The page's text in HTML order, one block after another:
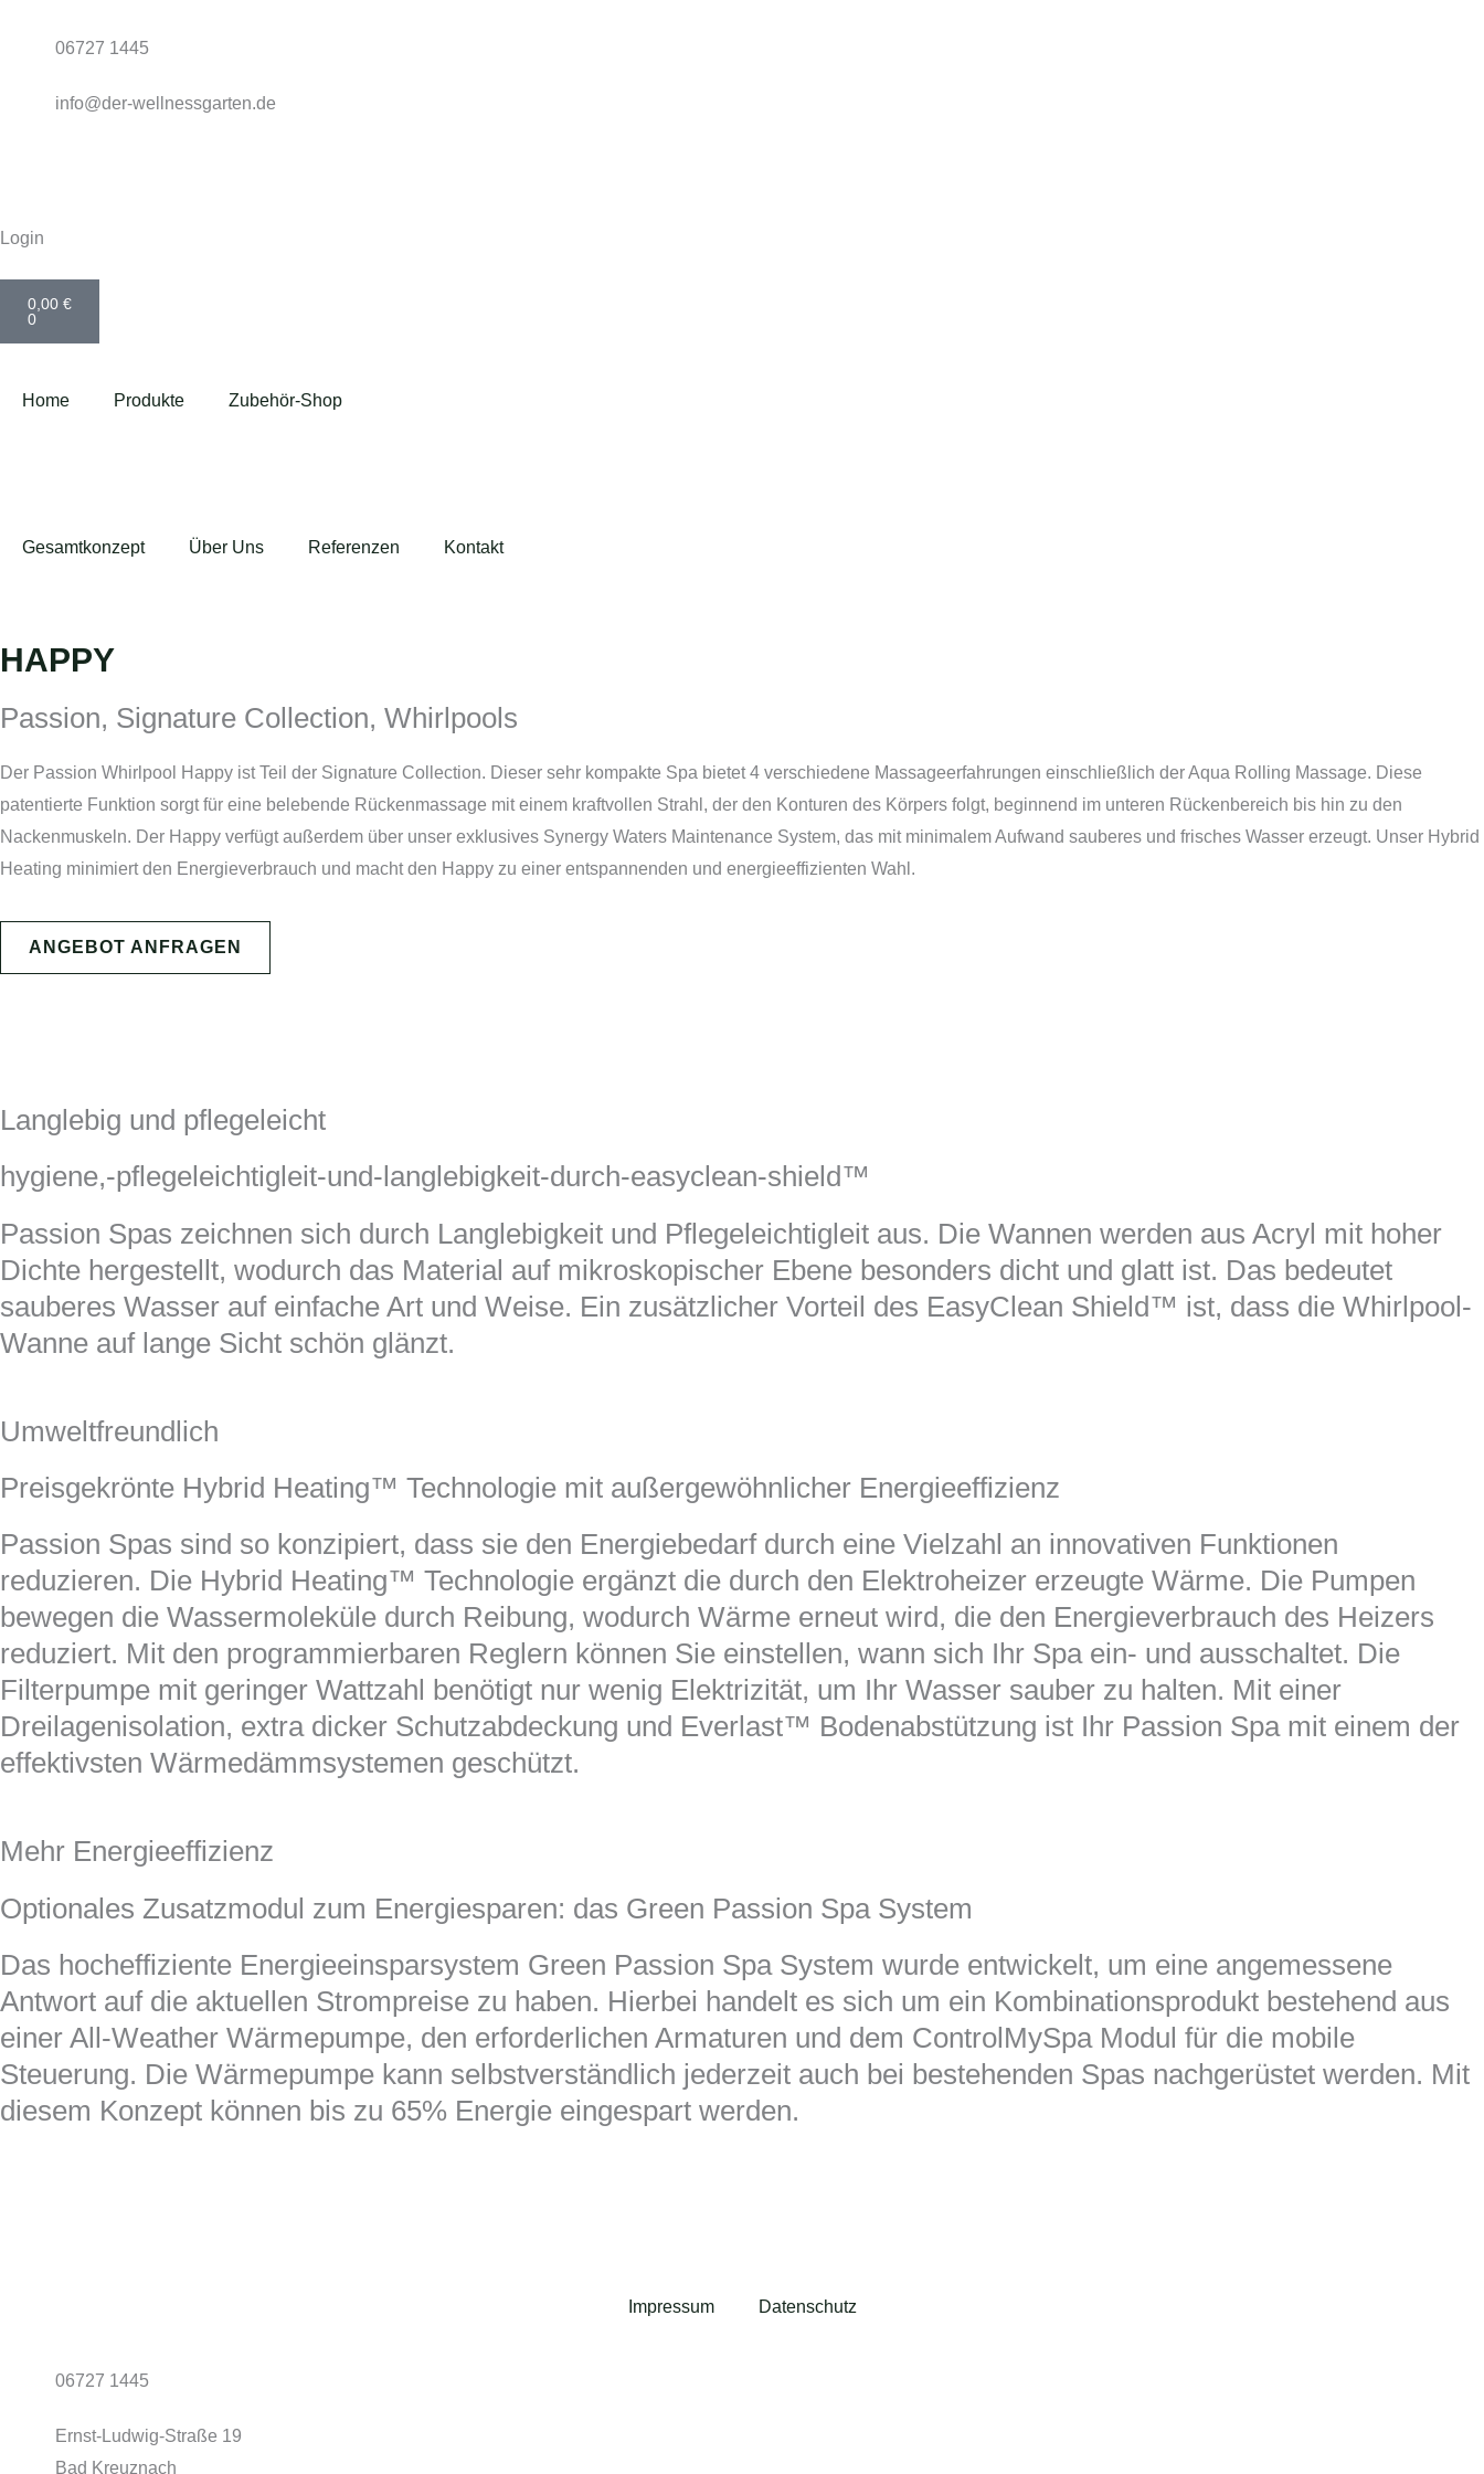
06727 1445
info@der-wellnessgarten.de
Login
0,00 €
0
Home Produkte Zubehör-Shop
Gesamtkonzept Über Uns Referenzen Kontakt
HAPPY
Passion, Signature Collection, Whirlpools
Der Passion Whirlpool Happy ist Teil der Signature Collection. Dieser sehr kompakte Spa bietet 4 verschiedene Massageerfahrungen einschließlich der Aqua Rolling Massage. Diese
patentierte Funktion sorgt für eine belebende Rückenmassage mit einem kraftvollen Strahl, der den Konturen des Körpers folgt, beginnend im unteren Rückenbereich bis hin zu den
Nackenmuskeln. Der Happy verfügt außerdem über unser exklusives Synergy Waters Maintenance System, das mit minimalem Aufwand sauberes und frisches Wasser erzeugt. Unser Hybrid
Heating minimiert den Energieverbrauch und macht den Happy zu einer entspannenden und energieeffizienten Wahl.
ANGEBOT ANFRAGEN
Langlebig und pflegeleicht
hygiene,-pflegeleichtigleit-und-langlebigkeit-durch-easyclean-shield™
Passion Spas zeichnen sich durch Langlebigkeit und Pflegeleichtigleit aus. Die Wannen werden aus Acryl mit hoher
Dichte hergestellt, wodurch das Material auf mikroskopischer Ebene besonders dicht und glatt ist. Das bedeutet
sauberes Wasser auf einfache Art und Weise. Ein zusätzlicher Vorteil des EasyClean Shield™ ist, dass die Whirlpool-
Wanne auf lange Sicht schön glänzt.
Umweltfreundlich
Preisgekrönte Hybrid Heating™ Technologie mit außergewöhnlicher Energieeffizienz
Passion Spas sind so konzipiert, dass sie den Energiebedarf durch eine Vielzahl an innovativen Funktionen
reduzieren. Die Hybrid Heating™ Technologie ergänzt die durch den Elektroheizer erzeugte Wärme. Die Pumpen
bewegen die Wassermoleküle durch Reibung, wodurch Wärme erneut wird, die den Energieverbrauch des Heizers
reduziert. Mit den programmierbaren Reglern können Sie einstellen, wann sich Ihr Spa ein- und ausschaltet. Die
Filterpumpe mit geringer Wattzahl benötigt nur wenig Elektrizität, um Ihr Wasser sauber zu halten. Mit einer
Dreilagenisolation, extra dicker Schutzabdeckung und Everlast™ Bodenabstützung ist Ihr Passion Spa mit einem der
effektivsten Wärmedämmsystemen geschützt.
Mehr Energieeffizienz
Optionales Zusatzmodul zum Energiesparen: das Green Passion Spa System
Das hocheffiziente Energieeinsparsystem Green Passion Spa System wurde entwickelt, um eine angemessene
Antwort auf die aktuellen Strompreise zu haben. Hierbei handelt es sich um ein Kombinationsprodukt bestehend aus
einer All-Weather Wärmepumpe, den erforderlichen Armaturen und dem ControlMySpa Modul für die mobile
Steuerung. Die Wärmepumpe kann selbstverständlich jederzeit auch bei bestehenden Spas nachgerüstet werden. Mit
diesem Konzept können bis zu 65% Energie eingespart werden.
Impressum Datenschutz
06727 1445
Ernst-Ludwig-Straße 19
Bad Kreuznach